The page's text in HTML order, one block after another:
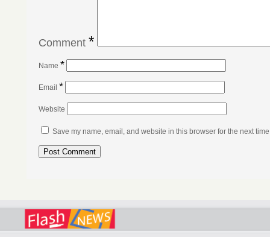
Comment *
Name *
Email *
Website
Save my name, email, and website in this browser for the next